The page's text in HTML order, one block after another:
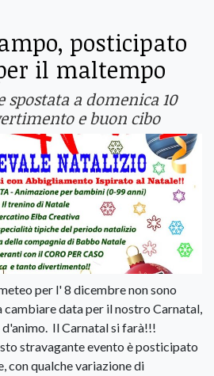
posticipato
il maltempo
a domenica 10
e buon cibo
per l' 8 dicembre non sono
cambiare data per il nostro Carnatal,
d'animo. Il Carnatal si farà!!!
stravagante evento è posticipato
con qualche variazione di